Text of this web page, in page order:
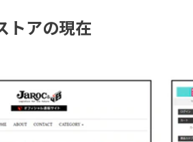
トアの現在